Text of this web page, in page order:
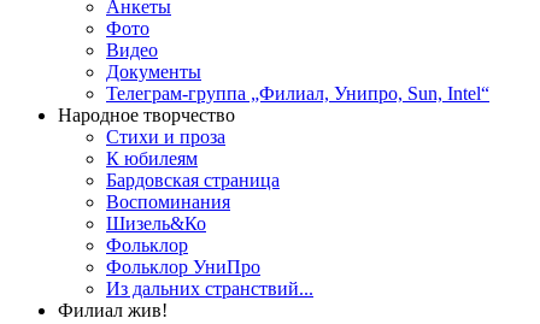
Анкеты
Фото
Видео
Документы
Телеграм-группа „Филиал, Унипро, Sun, Intel“
Народное творчество
Стихи и проза
К юбилеям
Бардовская страница
Воспоминания
Шизель&Ко
Фольклор
Фольклор УниПро
Из дальних странствий...
Филиал жив!